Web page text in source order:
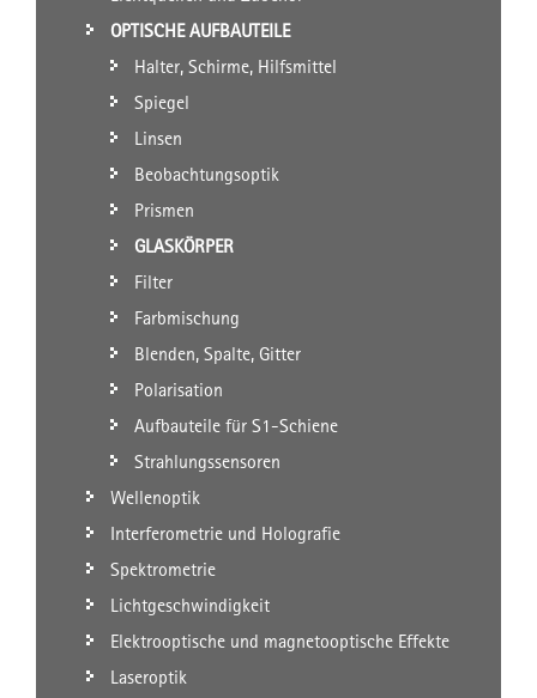
OPTISCHE AUFBAUTEILE
Halter, Schirme, Hilfsmittel
Spiegel
Linsen
Beobachtungsoptik
Prismen
GLASKÖRPER
Filter
Farbmischung
Blenden, Spalte, Gitter
Polarisation
Aufbauteile für S1-Schiene
Strahlungssensoren
Wellenoptik
Interferometrie und Holografie
Spektrometrie
Lichtgeschwindigkeit
Elektrooptische und magnetooptische Effekte
Laseroptik